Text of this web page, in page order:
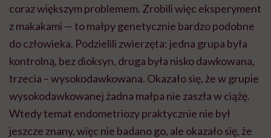
coraz większym problemem. Zrobili więc eksperyment
z makakami — to małpy genetycznie bardzo podobne
do człowieka. Podzielili zwierzęta: jedna grupa była
kontrolną, bez dioksyn, druga była nisko dawkowana,
trzecia –wysokodawkowana. Okazało się, że w grupie
wysokodawkowanej żadna małpa nie zaszła w ciążę.
Wtedy temat endometriozy praktycznie nie był
jeszcze znany, więc nie badano go, ale okazało się, że